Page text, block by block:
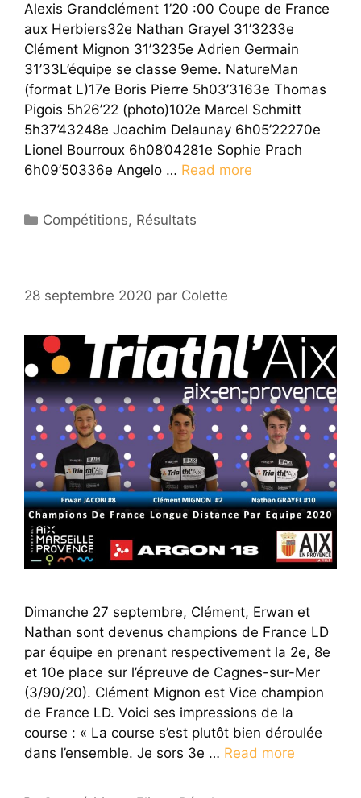
Alexis Grandclément 1’20 :00 Coupe de France
aux Herbiers32e Nathan Grayel 31’3233e
Clément Mignon 31’3235e Adrien Germain
31’33L’équipe se classe 9eme. NatureMan
(format L)17e Boris Pierre 5h03’3163e Thomas
Pigois 5h26’22 (photo)102e Marcel Schmitt
5h37’43248e Joachim Delaunay 6h05’22270e
Lionel Bourroux 6h08’04281e Sophie Prach
6h09’50336e Angelo … Read more
Catégories
Compétitions, Résultats
28 septembre 2020 par Colette
Dimanche 27 septembre, Clément, Erwan et
Nathan sont devenus champions de France LD
par équipe en prenant respectivement la 2e, 8e
et 10e place sur l’épreuve de Cagnes-sur-Mer
(3/90/20). Clément Mignon est Vice champion
de France LD. Voici ses impressions de la
course : « La course s’est plutôt bien déroulée
dans l’ensemble. Je sors 3e … Read more